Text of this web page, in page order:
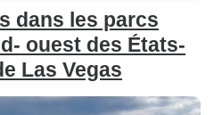
dans les parcs
ouest des États-
Las Vegas